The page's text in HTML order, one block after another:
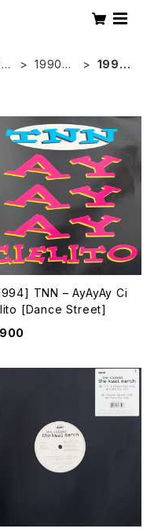
1990年
1994
TNN – AyAyAy Ci
[Dance Street]